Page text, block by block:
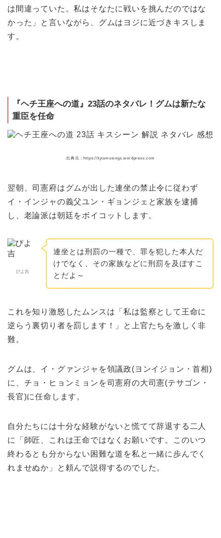
は間違っていた。私はそなたに戦いを挑んだのではな
かった」と言いながら、グムはヨジに近づきキスしま
す。
『ヘチ王座への道』23話のネタバレ！グムは新たな
重臣を任命
出典元：https://kjtamusings.wordpress.com
翌朝、司憲府はグムが出した連坐の禁止令に従わず
イ・インジャの義父ユン・ギョンジェと家族を逮捕
し、老論派は朝廷をボイコットします。
ぴよ吉
連坐とは刑罰の一種で、罪を犯した本人だ
けでなく、その家族などに刑罰を及ぼすこ
とだよ～
これを知り激怒したムンスは「私は監察として王命に
逆らう裏切り者を罰します！」と上官たちを激しく非
難。
グムは、イ・グァンジャを領議政(ヨンイジョン・首相)
に、チョ・ヒョンミョンを司憲府の大司憲(テサゴン・
長官)に任命します。
自分たちには十分な経験がないと慌てて辞退する二人
に「師匠、これは王命ではなくお願いです。このいつ
終わるとも分からない困難な道を私と一緒に歩んでく
れませぬか」と頼んで説得するのでした。